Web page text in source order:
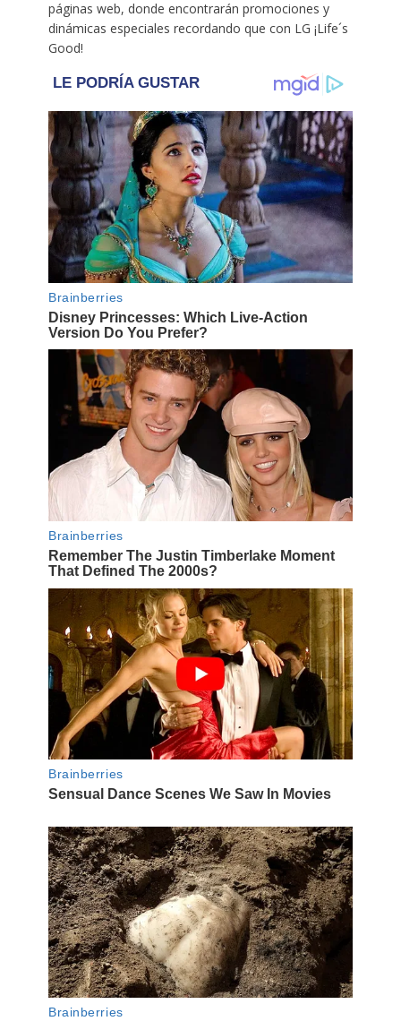
páginas web, donde encontrarán promociones y
dinámicas especiales recordando que con LG ¡Life´s
Good!